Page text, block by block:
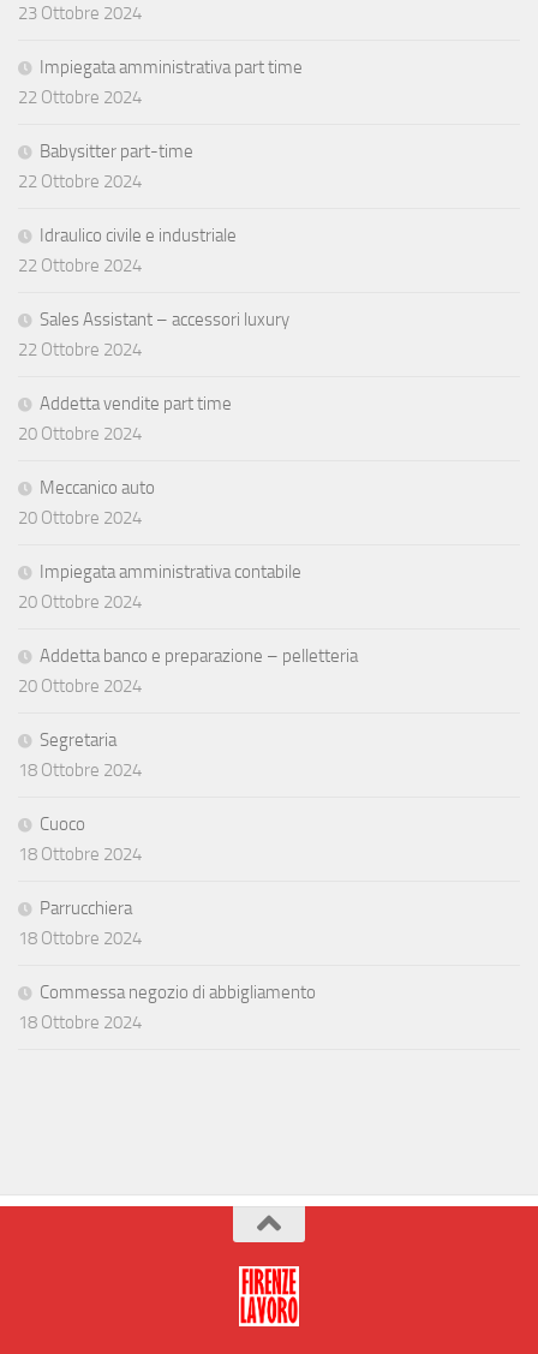
23 Ottobre 2024
Impiegata amministrativa part time
22 Ottobre 2024
Babysitter part-time
22 Ottobre 2024
Idraulico civile e industriale
22 Ottobre 2024
Sales Assistant – accessori luxury
22 Ottobre 2024
Addetta vendite part time
20 Ottobre 2024
Meccanico auto
20 Ottobre 2024
Impiegata amministrativa contabile
20 Ottobre 2024
Addetta banco e preparazione – pelletteria
20 Ottobre 2024
Segretaria
18 Ottobre 2024
Cuoco
18 Ottobre 2024
Parrucchiera
18 Ottobre 2024
Commessa negozio di abbigliamento
18 Ottobre 2024